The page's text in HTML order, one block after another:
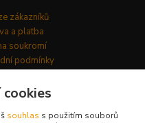
zákazníků
a platba
soukromí
podmínky
souhlas s použitím souborů